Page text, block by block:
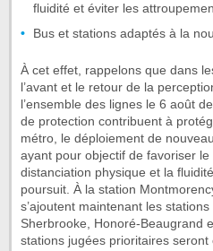
fluidité et éviter les
Bus et stations adaptés à la
À cet effet, rappelons que dans
l’avant et le retour de la
l’ensemble des lignes le 6 août
de protection contribuent à
métro, le déploiement de
ayant pour objectif de favoriser
distanciation physique et la
poursuit. À la station
s’ajoutent maintenant les
Sherbrooke, Honoré-Beaugrand
stations jugées prioritaires seront